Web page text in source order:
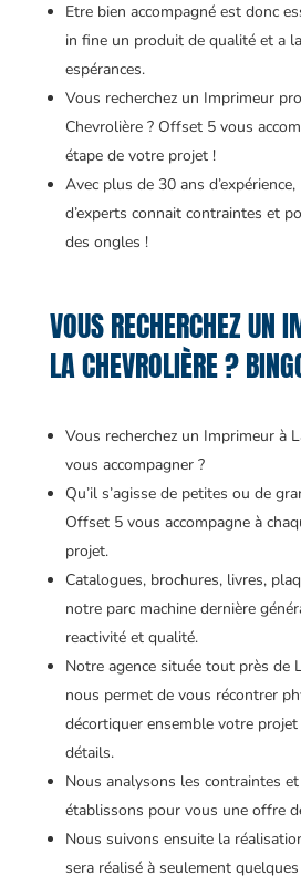
Etre bien accompagné est donc
in fine un produit de qualité et a
espérances.
Vous recherchez un Imprimeur
Chevrolière ? Offset 5 vous
étape de votre projet !
Avec plus de 30 ans
d’experts connait contraintes et
des ongles !
VOUS RECHERCHEZ UN
LA CHEVROLIÈRE ?
Vous recherchez un Imprimeur à
vous accompagner ?
Qu’il s’agisse de petites ou de
Offset 5 vous accompagne à
projet.
Catalogues, brochures, livres,
notre parc machine dernière
reactivité et qualité.
Notre agence située tout près de
nous permet de vous récontrer
décortiquer ensemble votre
détails.
Nous analysons les contraintes
établissons pour vous une offre
Nous suivons ensuite la
sera réalisé à seulement